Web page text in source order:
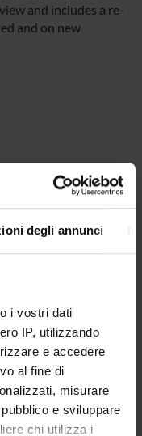
degli annunci
i vostri dati
IP, utilizzando
e accedere
al fine di
misurare
e sviluppare
chi utilizza i
and includes a re-
and on new